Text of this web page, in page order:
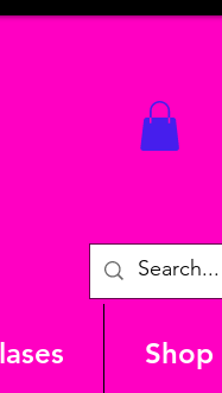
Shop